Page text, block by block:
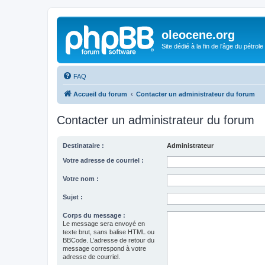
oleocene.org
Site dédié à la fin de l'âge du pétrole
FAQ
Accueil du forum Contacter un administrateur du forum
Contacter un administrateur du forum
Destinataire : Administrateur
Votre adresse de courriel :
Votre nom :
Sujet :
Corps du message :
Le message sera envoyé en
texte brut, sans balise HTML ou
BBCode. L’adresse de retour du
message correspond à votre
adresse de courriel.